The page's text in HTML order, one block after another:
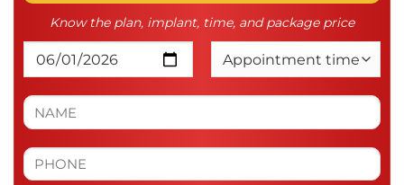
Know the plan, implant, time, and package price